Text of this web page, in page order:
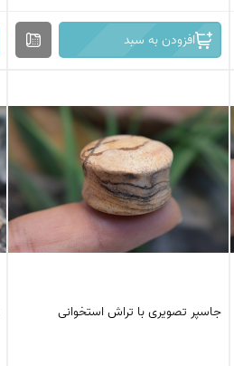
افزودن به سبد
جاسپر تصویری با تراش استخوانی